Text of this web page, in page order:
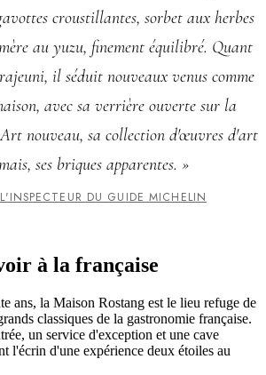
croustillantes, sorbet aux herbes
au yuzu, finement équilibré. Quant
il séduit nouveaux venus comme
avec sa verrière ouverte sur la
Art nouveau, sa collection d'œuvres d'art
ses briques apparentes. »
DU GUIDE MICHELIN
à la française
ans, la Maison Rostang est le lieu refuge de
classiques de la gastronomie française.
un service d'exception et une cave
l'écrin d'une expérience deux étoiles au